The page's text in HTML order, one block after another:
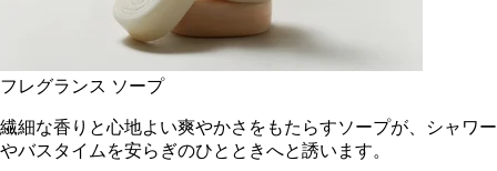
フレグランス ソープ
繊細な香りと心地よい爽やかさをもたらすソープが、シャワー
やバスタイムを安らぎのひとときへと誘います。